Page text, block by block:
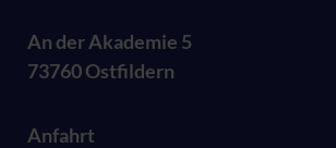
An der Akademie 5
73760 Ostfildern
Anfahrt